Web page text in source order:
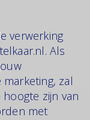
verwerking
Als
zal
zijn van
met